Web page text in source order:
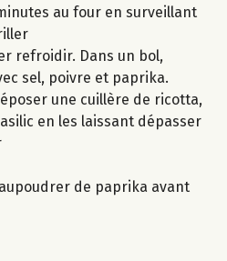
au four en surveillant
refroidir. Dans un bol,
sel, poivre et paprika.
une cuillère de ricotta,
en les laissant dépasser
de paprika avant